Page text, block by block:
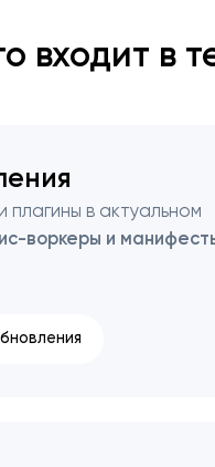
входит в
в актуальном
воркеры и